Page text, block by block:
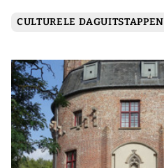
CULTURELE DAGUITSTAPPEN